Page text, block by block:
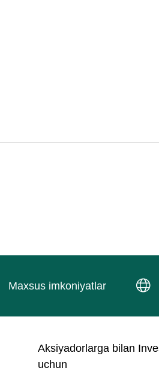
Maxsus imkoniyatlar
Aksiyadorlarga bilan
uchun